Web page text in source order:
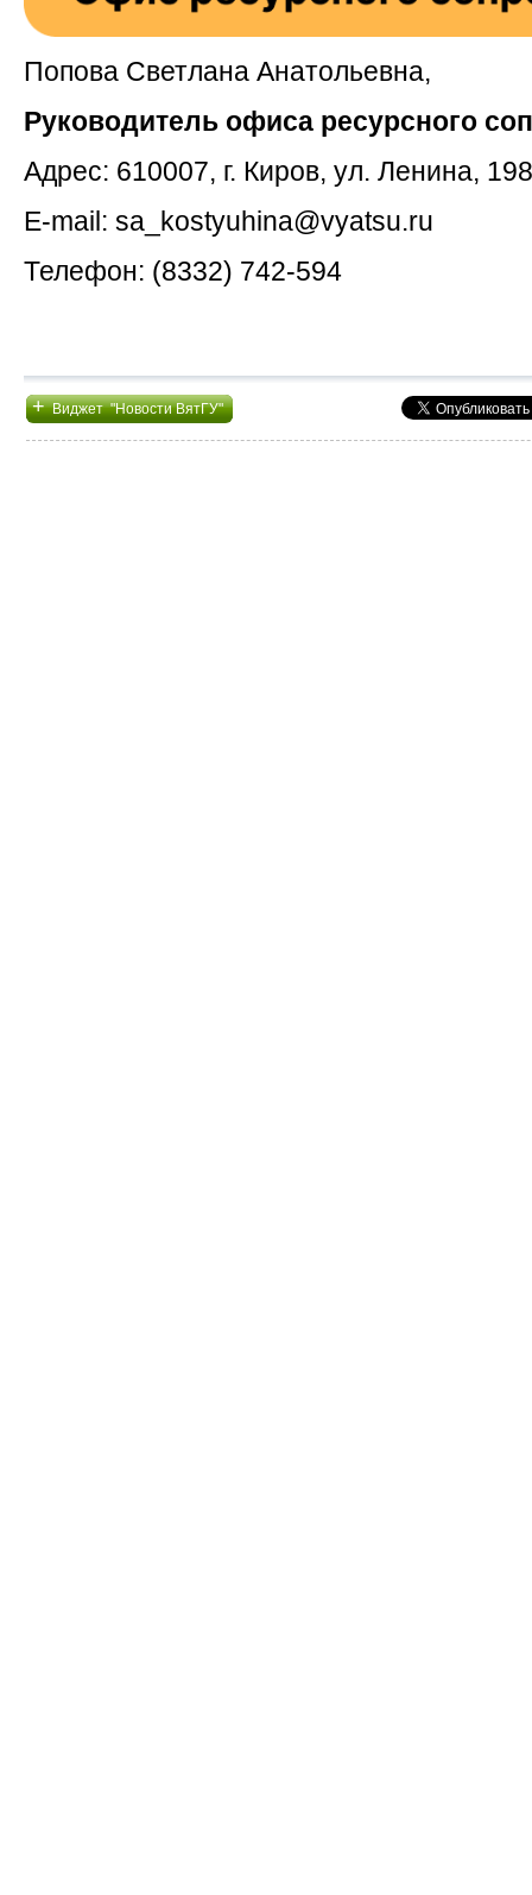
Попова Светлана Анатольевна,
Руководитель офиса ресурсного
Адрес: 610007, г. Киров, ул. Ленина,
E-mail: sa_kostyuhina@vyatsu.ru
Телефон: (8332) 742-594
+Виджет "Новости ВятГУ"